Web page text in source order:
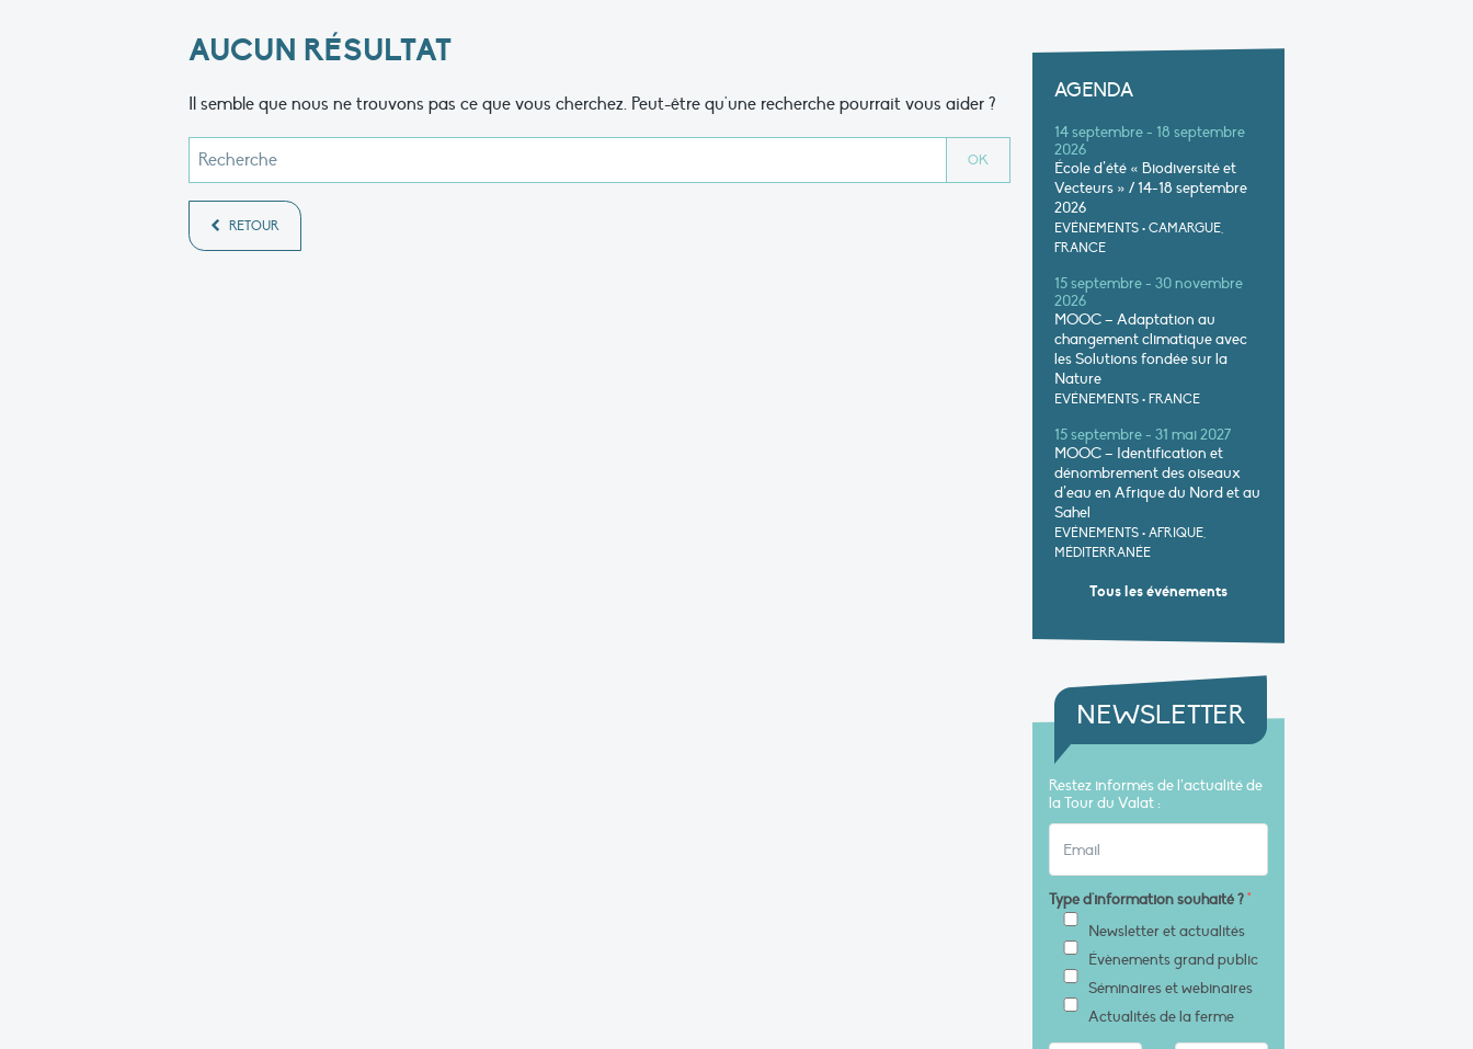
AUCUN RÉSULTAT
Il semble que nous ne trouvons pas ce que vous cherchez. Peut-être qu'une recherche pourrait vous aider ?
RETOUR
AGENDA
14 septembre - 18 septembre
2026
École d’été « Biodiversité et
Vecteurs » / 14-18 septembre
2026
EVÉNEMENTS • CAMARGUE,
FRANCE
15 septembre - 30 novembre
2026
MOOC – Adaptation au
changement climatique avec
les Solutions fondée sur la
Nature
EVÉNEMENTS • FRANCE
15 septembre - 31 mai 2027
MOOC – Identification et
dénombrement des oiseaux
d’eau en Afrique du Nord et au
Sahel
EVÉNEMENTS • AFRIQUE,
MÉDITERRANÉE
Tous les événements
NEWSLETTER
Restez informés de l’actualité de
la Tour du Valat :
Type d'information souhaité ?*
Newsletter et actualités
Évènements grand public
Séminaires et webinaires
Actualités de la ferme